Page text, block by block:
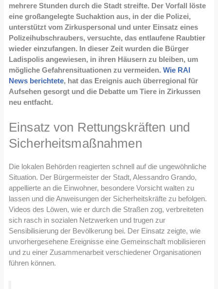
mehrere Stunden durch die Stadt streifte. Der Vorfall löste
eine großangelegte Suchaktion aus, in der die Polizei,
unterstützt vom Zirkuspersonal und unter Einsatz eines
Polizeihubschraubers, versuchte, das entlaufene Raubtier
wieder einzufangen. In dieser Zeit wurden die Bürger
Ladispolis angewiesen, in ihren Häusern zu bleiben, um
mögliche Gefahrensituationen zu vermeiden.Wie RAI
News berichtete, hat das Ereignis auch überregional für
Aufsehen gesorgt und die Debatte um Tiere in Zirkussen
neu entfacht.
Einsatz von Rettungskräften und
Sicherheitsmaßnahmen
Die lokalen Behörden reagierten schnell auf die ungewöhnliche
Situation. Der Bürgermeister der Stadt, Alessandro Grando,
appellierte an die Einwohner, besondere Vorsicht walten zu
lassen und die Anweisungen der Sicherheitskräfte zu befolgen.
Videos des Löwen, wie er durch die Straßen zog, verbreiteten
sich rasch in sozialen Netzwerken und trugen zur
Sensibilisierung der Bevölkerung bei. Der Einsatz zeigte, wie
unvorhergesehene Ereignisse eine Gemeinschaft mobilisieren
und zu einer Zusammenarbeit verschiedener Organisationen
führen können.